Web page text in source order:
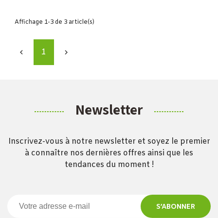
Affichage 1-3 de 3 article(s)
 1 
Newsletter
Inscrivez-vous à notre newsletter et soyez le premier
à connaître nos dernières offres ainsi que les
tendances du moment !
S’ABONNER